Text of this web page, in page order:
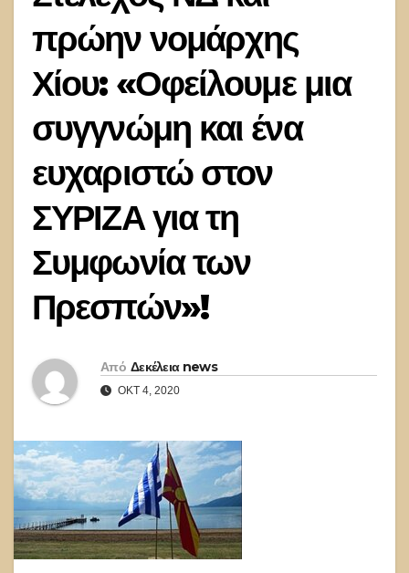
πρώην νομάρχης
Χίου: «Οφείλουμε μια
συγγνώμη και ένα
ευχαριστώ στον
ΣΥΡΙΖΑ για τη
Συμφωνία των
Πρεσπών»!
Από Δεκέλεια news
ΟΚΤ 4, 2020